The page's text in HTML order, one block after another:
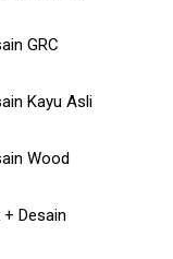
GRC
Kayu Asli
Wood
Desain